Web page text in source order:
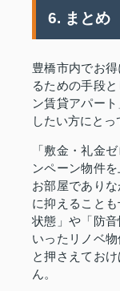
6. まとめ
豊橋市内でお
るための手段
ン賃貸アパー
したい方にとっ
「敷金・礼金
ンペーン物件
お部屋であり
に抑えること
状態」や「防
いったリノベ
と押さえてお
ん。